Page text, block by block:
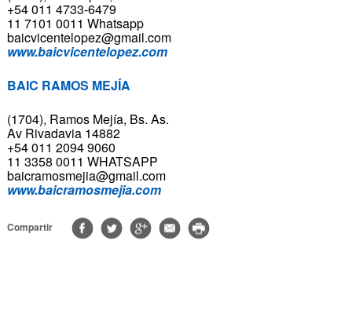
+54 011 4733-6479
11 7101 0011 Whatsapp
baicvicentelopez@gmail.com
www.baicvicentelopez.com
BAIC RAMOS MEJÍA
(1704), Ramos Mejía, Bs. As.
Av Rivadavia 14882
+54 011 2094 9060
11 3358 0011 WHATSAPP
baicramosmejia@gmail.com
www.baicramosmejia.com
Compartir